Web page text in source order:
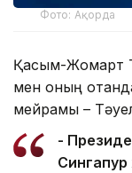
Фото: Ақорда
Қасым-Жомарт
мен оның
мейрамы –
-
Сингапур